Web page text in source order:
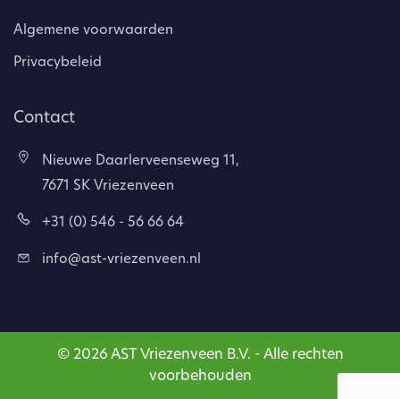
Algemene voorwaarden
Privacybeleid
Contact
Nieuwe Daarlerveenseweg 11,
7671 SK Vriezenveen
+31 (0) 546 - 56 66 64
info@ast-vriezenveen.nl
© 2026 AST Vriezenveen B.V. - Alle rechten
voorbehouden